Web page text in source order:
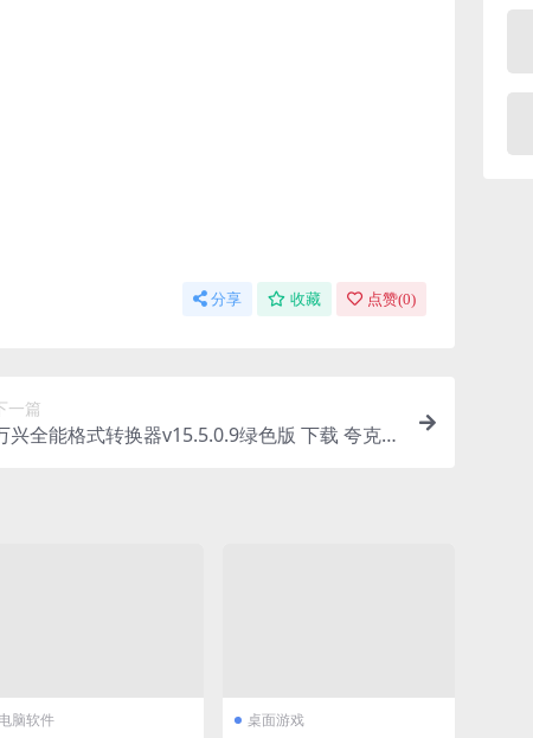
分享 收藏 点赞(0)
一篇
兴全能格式转换器v15.5.0.9绿色版 下载 夸克网
电脑软件 桌面游戏